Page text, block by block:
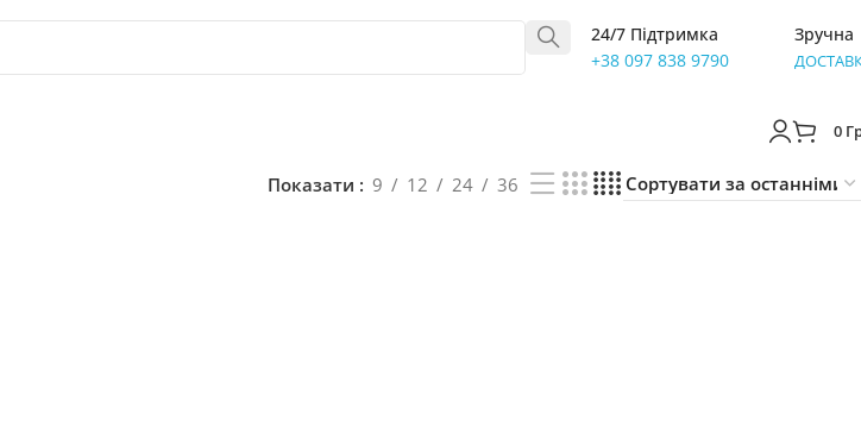
24/7 Підтримка
+38 097 838 9790
Зручна
0
Показати 9 12 24 36